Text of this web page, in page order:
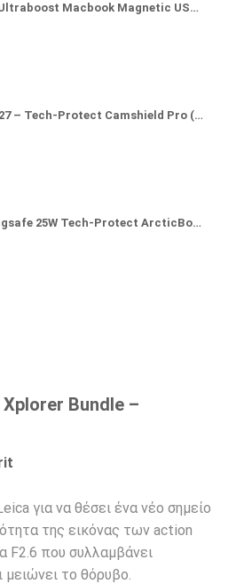
Tech-Protect Ultraboost Macbook Magnetic USB 2.0 Cable USB-C male - Magsafe 3 140W PD 2m (Λευκό)
Θήκη Galaxy A27 – Tech-Protect Camshield Pro (Μαύρο)
Φορτιστής Magsafe 25W Tech-Protect ArcticBoost A51 (Λευκό)
Bundle –
για να θέσει ένα νέο σημείο
της εικόνας των action
F2.6 που συλλαμβάνει
το θόρυβο.